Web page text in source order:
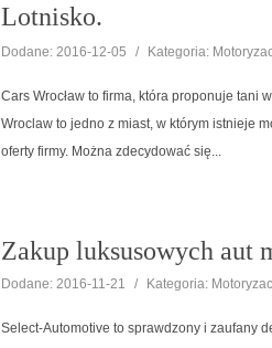
Lotnisko.
Dodane: 2016-12-05 / Kategoria:
Cars Wrocław to firma, która proponuje tani
Wroclaw to jedno z miast, w którym istnieje
oferty firmy. Można zdecydować się...
Zakup luksusowych aut
Dodane: 2016-11-21 / Kategoria:
Select-Automotive to sprawdzony i zaufany